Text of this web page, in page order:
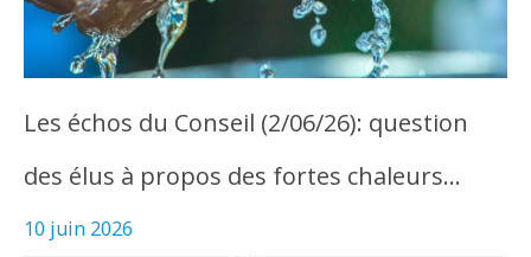
Les échos du Conseil (2/06/26): question
des élus à propos des fortes chaleurs…
10 juin 2026